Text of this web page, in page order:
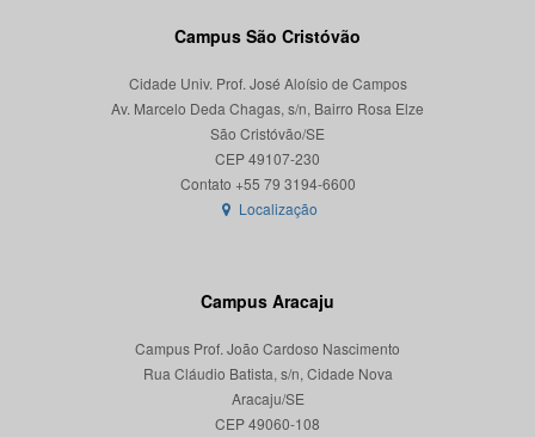
Campus São Cristóvão
Cidade Univ. Prof. José Aloísio de Campos
Av. Marcelo Deda Chagas, s/n, Bairro Rosa Elze
São Cristóvão/SE
CEP 49107-230
Localização
Campus Aracaju
Campus Prof. João Cardoso Nascimento
Rua Cláudio Batista, s/n, Cidade Nova
Aracaju/SE
CEP 49060-108